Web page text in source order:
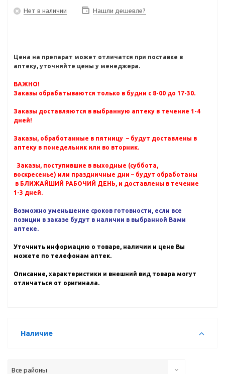
Нет в наличии Нашли дешевле?
Цена на препарат может отличатся при поставке в
аптеку, уточняйте цены у менеджера.
ВАЖНО!
Заказы обрабатываются только в будни с 8-00 до 17-30.
Заказы доставляются в выбранную аптеку в течение 1-4
дней!
Заказы, обработанные в пятницу – будут доставлены в
аптеку в понедельник или во вторник.
Заказы, поступившие в выходные (суббота,
воскресенье) или праздничные дни – будут обработаны
в БЛИЖАЙШИЙ РАБОЧИЙ ДЕНЬ, и доставлены в течение
1-3 дней.
Возможно уменьшение сроков готовности, если все
позиции в заказе будут в наличии в выбранной Вами
аптеке.
Уточнить информацию о товаре, наличии и цене Вы
можете по телефонам аптек.
Описание, характеристики и внешний вид товара могут
отличаться от оригинала.
Наличие
Все районы